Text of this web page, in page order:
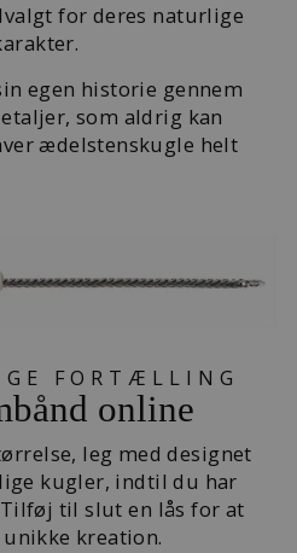
for deres naturlige
egen historie gennem
som aldrig kan
ædelstenskugle helt
FORTÆLLING
online
leg med designet
kugler, indtil du har
til slut en lås for at
kreation.